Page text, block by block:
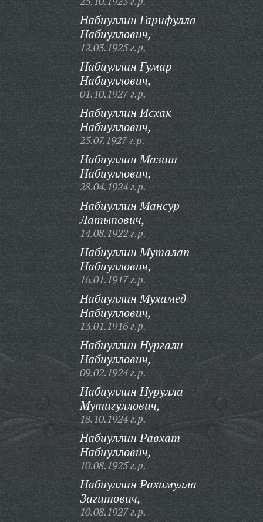
Набиуллин Гарифулла
Набиуллович,
12.03.1925 г.р.
Набиуллин Гумар
Набиуллович,
01.10.1927 г.р.
Набиуллин Исхак
Набиуллович,
25.07.1927 г.р.
Набиуллин Мазит
Набиуллович,
28.04.1924 г.р.
Набиуллин Мансур
Латыпович,
14.08.1922 г.р.
Набиуллин Муталап
Набиуллович,
16.01.1917 г.р.
Набиуллин Мухамед
Набиуллович,
13.01.1916 г.р.
Набиуллин Нургали
Набиуллович,
09.02.1924 г.р.
Набиуллин Нурулла
Мутигуллович,
18.10.1924 г.р.
Набиуллин Равхат
Набиуллович,
10.08.1925 г.р.
Набиуллин Рахимулла
Загитович,
10.08.1927 г.р.